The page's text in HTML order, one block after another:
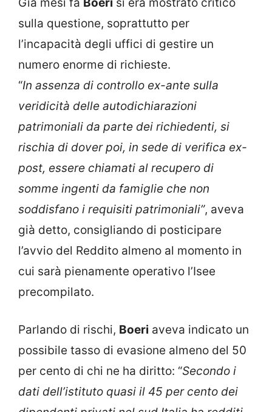
sulla questione, soprattutto per
l’incapacità degli uffici di gestire un
numero enorme di richieste.
“In assenza di controllo ex-ante sulla
veridicità delle autodichiarazioni
patrimoniali da parte dei richiedenti, si
rischia di dover poi, in sede di verifica ex-
post, essere chiamati al recupero di
somme ingenti da famiglie che non
soddisfano i requisiti patrimoniali”, aveva
già detto, consigliando di posticipare
l’avvio del Reddito almeno al momento in
cui sarà pienamente operativo l’Isee
precompilato.
Parlando di rischi, Boeri aveva indicato un
possibile tasso di evasione almeno del 50
per cento di chi ne ha diritto: “Secondo i
dati dell’istituto quasi il 45 per cento dei